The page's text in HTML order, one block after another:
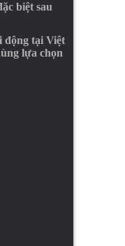
biệt sau
động tại Việt
lựa chọn